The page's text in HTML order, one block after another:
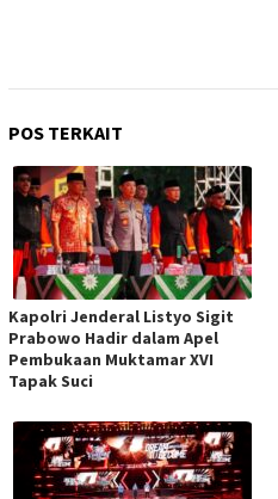
POS TERKAIT
Kapolri Jenderal Listyo Sigit
Prabowo Hadir dalam Apel
Pembukaan Muktamar XVI
Tapak Suci